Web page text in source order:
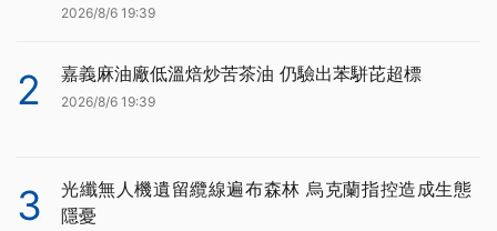
2026/8/6 19:39
2 嘉義麻油廠低溫焙炒苦茶油 仍驗出苯駢芘超標
2026/8/6 19:39
3
光纖無人機遺留纜線遍布森林 烏克蘭指控造成生態
隱憂